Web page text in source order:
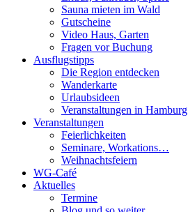
Sauna mieten im Wald
Gutscheine
Video Haus, Garten
Fragen vor Buchung
Ausflugstipps
Die Region entdecken
Wanderkarte
Urlaubsideen
Veranstaltungen in Hamburg
Veranstaltungen
Feierlichkeiten
Seminare, Workations…
Weihnachtsfeiern
WG-Café
Aktuelles
Termine